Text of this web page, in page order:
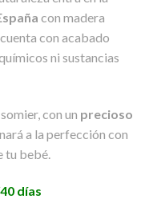
con madera
con acabado
ni sustancias
con un precioso
a la perfección con
tu bebé.
días